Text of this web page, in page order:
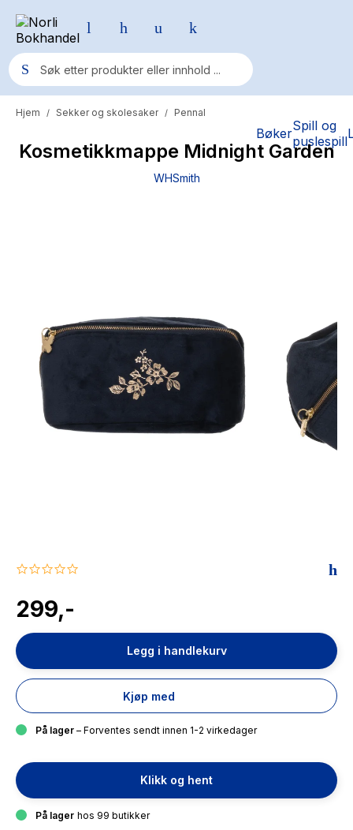
BøkerSpill og
puslespill
Populære søk
Pokemon
Hypopressiv trening
The Housemaid
Hjem / Sekker og skolesaker / Pennal
Kosmetikkmappe Midnight Garden
WHSmith
0.0
rating
299,-
Legg i handlekurv
Kjøp med
På lager – Forventes sendt innen 1-2 virkedager
Klikk og hent
På lager hos 99 butikker